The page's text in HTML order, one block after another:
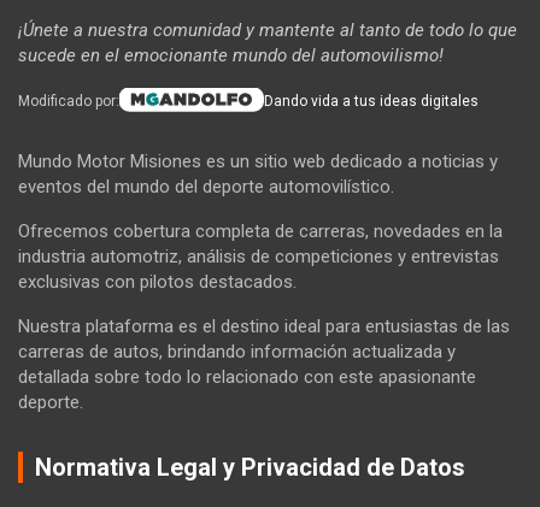
¡Únete a nuestra comunidad y mantente al tanto de todo lo que
sucede en el emocionante mundo del automovilismo!
Modificado por: Dando vida a tus ideas digitales
Mundo Motor Misiones es un sitio web dedicado a noticias y
eventos del mundo del deporte automovilístico.
Ofrecemos cobertura completa de carreras, novedades en la
industria automotriz, análisis de competiciones y entrevistas
exclusivas con pilotos destacados.
Nuestra plataforma es el destino ideal para entusiastas de las
carreras de autos, brindando información actualizada y
detallada sobre todo lo relacionado con este apasionante
deporte.
Normativa Legal y Privacidad de Datos